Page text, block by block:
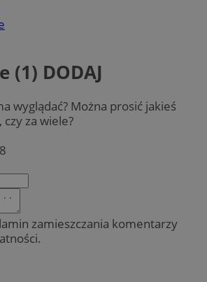
(1) DODAJ
wyglądać? Można prosić jakieś
za wiele?
zamieszczania komentarzy